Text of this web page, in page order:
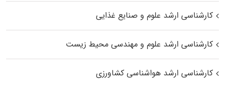
کارشناسی ارشد علوم و صنایع غذایی
کارشناسی ارشد علوم و مهندسی محیط زیست
کارشناسی ارشد هواشناسی کشاورزی